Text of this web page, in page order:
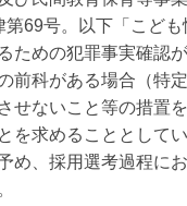
第69号。以下「こど
ための犯罪事実確認
前科がある場合（特
せないこと等の措置
を求めることとしてい
め、採用選考過程に